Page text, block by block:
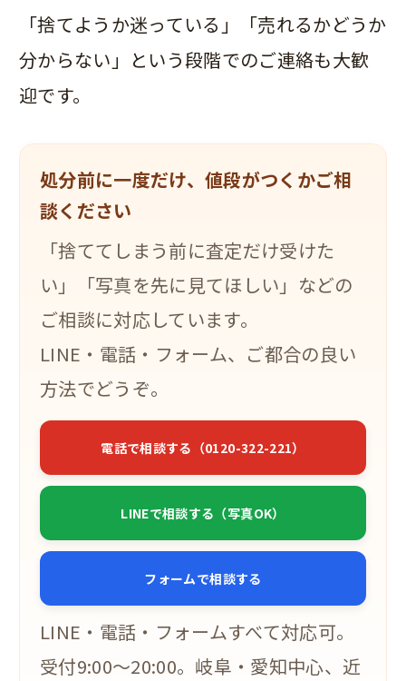
「捨てようか迷っている」「売れるかどうか
分からない」という段階でのご連絡も大歓
迎です。
処分前に一度だけ、値段がつくかご相
談ください
「捨ててしまう前に査定だけ受けた
い」「写真を先に見てほしい」などの
ご相談に対応しています。
LINE・電話・フォーム、ご都合の良い
方法でどうぞ。
電話で相談する（0120-322-221）
LINEで相談する（写真OK）
フォームで相談する
LINE・電話・フォームすべて対応可。
受付9:00〜20:00。岐阜・愛知中心、近